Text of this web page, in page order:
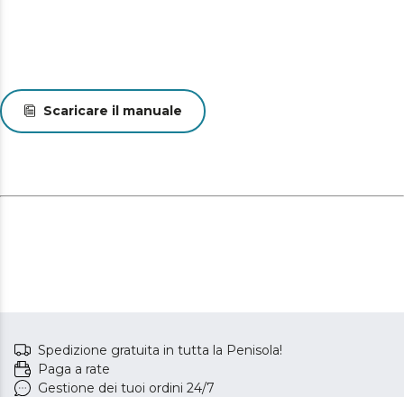
Scaricare il manuale
Spedizione gratuita in tutta la Penisola!
Paga a rate
Gestione dei tuoi ordini 24/7